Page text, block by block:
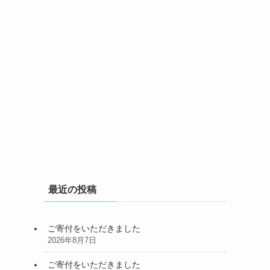
最近の投稿
ご寄付をいただきました
2026年8月7日
ご寄付をいただきました